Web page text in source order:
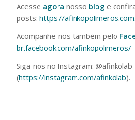
Acesse agora nosso blog e
posts: https://
Acompanhe-nos também pelo
br.facebook.com/afinkopolimeros/
Siga-nos no Instagram: @afinkolab
(https://instagram.com/afinkolab).